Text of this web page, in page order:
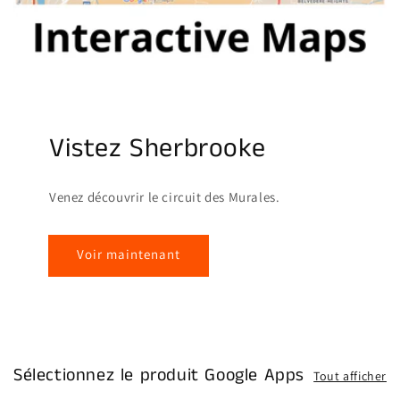
Vistez Sherbrooke
Venez découvrir le circuit des Murales.
Voir maintenant
Sélectionnez le produit Google Apps Tout afficher